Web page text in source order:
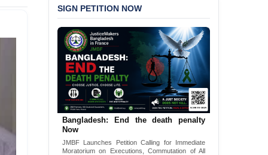
SIGN PETITION NOW
Bangladesh: End the death penalty
Now
JMBF Launches Petition Calling for Immediate
Moratorium on Executions, Commutation of All